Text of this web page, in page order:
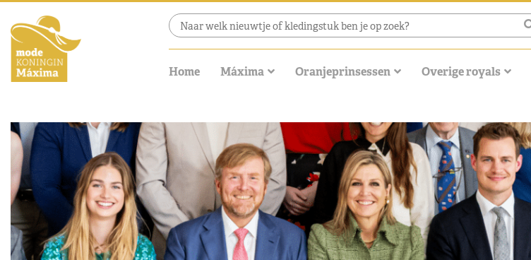
Home Máxima Oranjeprinsessen Overige royals